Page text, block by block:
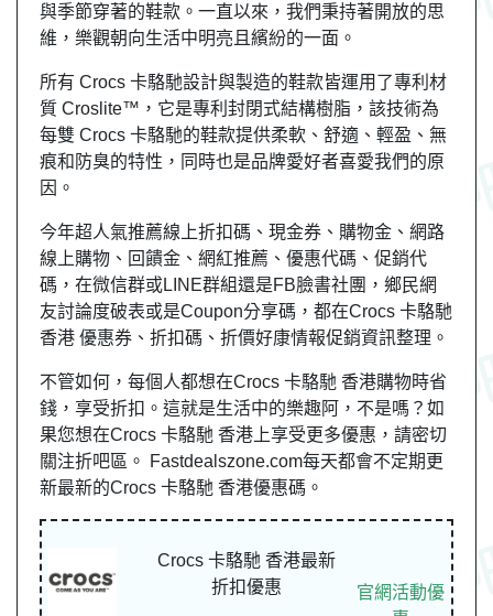
與季節穿著的鞋款。一直以來，我們秉持著開放的思
維，樂觀朝向生活中明亮且繽紛的一面。
所有 Crocs 卡駱馳設計與製造的鞋款皆運用了專利材
質 Croslite™，它是專利封閉式結構樹脂，該技術為
每雙 Crocs 卡駱馳的鞋款提供柔軟、舒適、輕盈、無
痕和防臭的特性，同時也是品牌愛好者喜愛我們的原
因。
今年超人氣推薦線上折扣碼、現金券、購物金、網路
線上購物、回饋金、網紅推薦、優惠代碼、促銷代
碼，在微信群或LINE群組還是FB臉書社團，鄉民網
友討論度破表或是Coupon分享碼，都在Crocs 卡駱馳
香港 優惠券、折扣碼、折價好康情報促銷資訊整理。
不管如何，每個人都想在Crocs 卡駱馳 香港購物時省
錢，享受折扣。這就是生活中的樂趣阿，不是嗎？如
果您想在Crocs 卡駱馳 香港上享受更多優惠，請密切
關注折吧區。 Fastdealszone.com每天都會不定期更
新最新的Crocs 卡駱馳 香港優惠碼。
Crocs 卡駱馳 香港最新
折扣優惠
官網活動優